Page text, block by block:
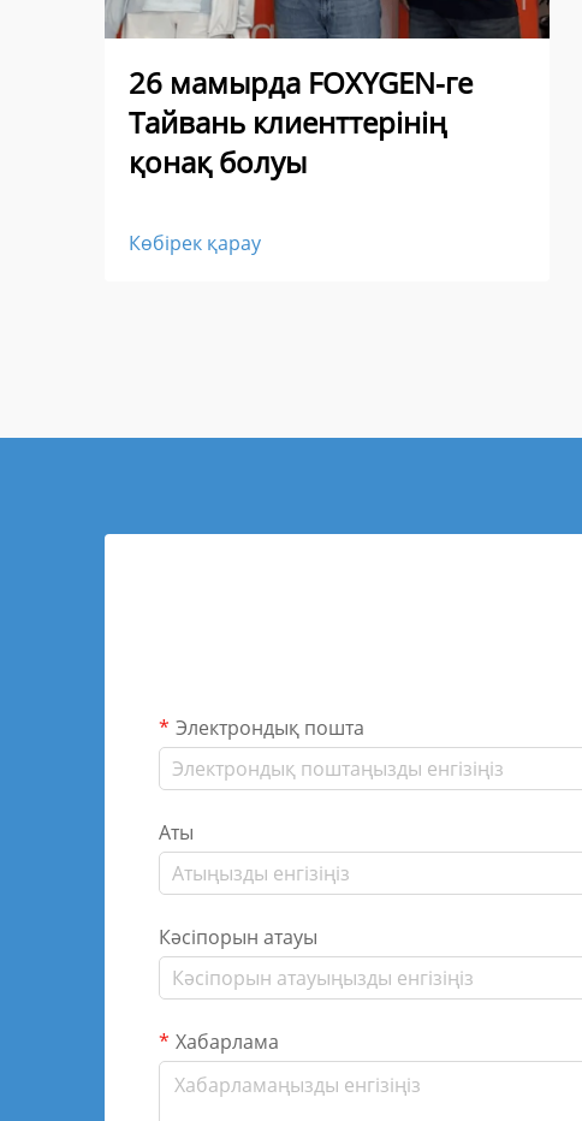
26 мамырда FOXYGEN-ге
Тайвань клиенттерінің
қонақ болуы
Көбірек қарау
Электрондық пошта
Аты
Кәсіпорын атауы
Хабарлама